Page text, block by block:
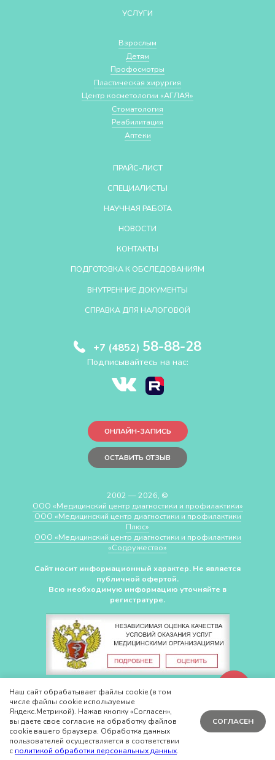
УСЛУГИ
Взрослым
Детям
Профосмотры
Пластическая хирургия
Центр косметологии «АГЛАЯ»
Стоматология
Реабилитация
Аптеки
ПРАЙС-ЛИСТ
СПЕЦИАЛИСТЫ
НАУЧНАЯ РАБОТА
НОВОСТИ
КОНТАКТЫ
ПОДГОТОВКА К ОБСЛЕДОВАНИЯМ
ВНУТРЕННИЕ ДОКУМЕНТЫ
СПРАВКА ДЛЯ НАЛОГОВОЙ
+7 (4852) 58-88-28
Подписывайтесь на нас:
ОНЛАЙН-ЗАПИСЬ
ОСТАВИТЬ ОТЗЫВ
2002 — 2026, ©
ООО «Медицинский центр диагностики и профилактики»
ООО «Медицинский центр диагностики и профилактики
Плюс»
ООО «Медицинский центр диагностики и профилактики
«Cодружество»
Сайт носит информационный характер. Не является
публичной офертой.
Всю необходимую информацию уточняйте в
регистратуре.
СДЕЛАНО ВCHUDOV.PRO
Наш сайт обрабатывает файлы cookie (в том
числе файлы cookie используемые
Яндекс.Метрикой). Нажав кнопку «Согласен»,
вы даете свое согласие на обработку файлов
cookie вашего браузера. Обработка данных
пользователей осуществляется в соответствии
с политикой обработки персональных данных.
СОГЛАСЕН